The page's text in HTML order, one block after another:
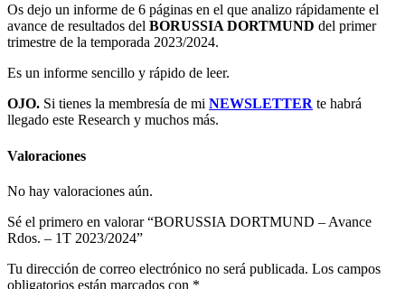
Os dejo un informe de 6 páginas en el que analizo rápidamente el
avance de resultados del BORUSSIA DORTMUND del primer
trimestre de la temporada 2023/2024.
Es un informe sencillo y rápido de leer.
OJO. Si tienes la membresía de mi NEWSLETTER te habrá
llegado este Research y muchos más.
Valoraciones
No hay valoraciones aún.
Sé el primero en valorar “BORUSSIA DORTMUND – Avance
Rdos. – 1T 2023/2024”
Tu dirección de correo electrónico no será publicada. Los campos
obligatorios están marcados con *